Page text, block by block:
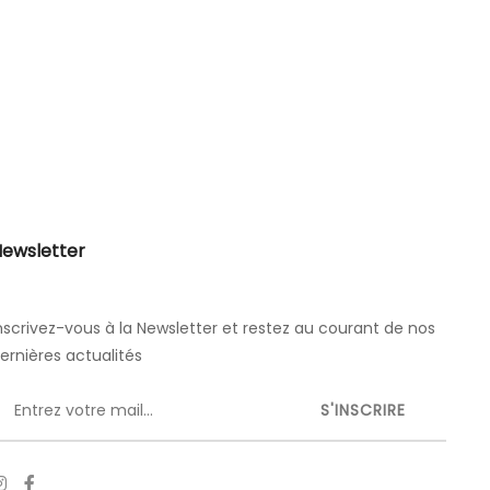
vous à la Newsletter et restez au courant de nos
actualités